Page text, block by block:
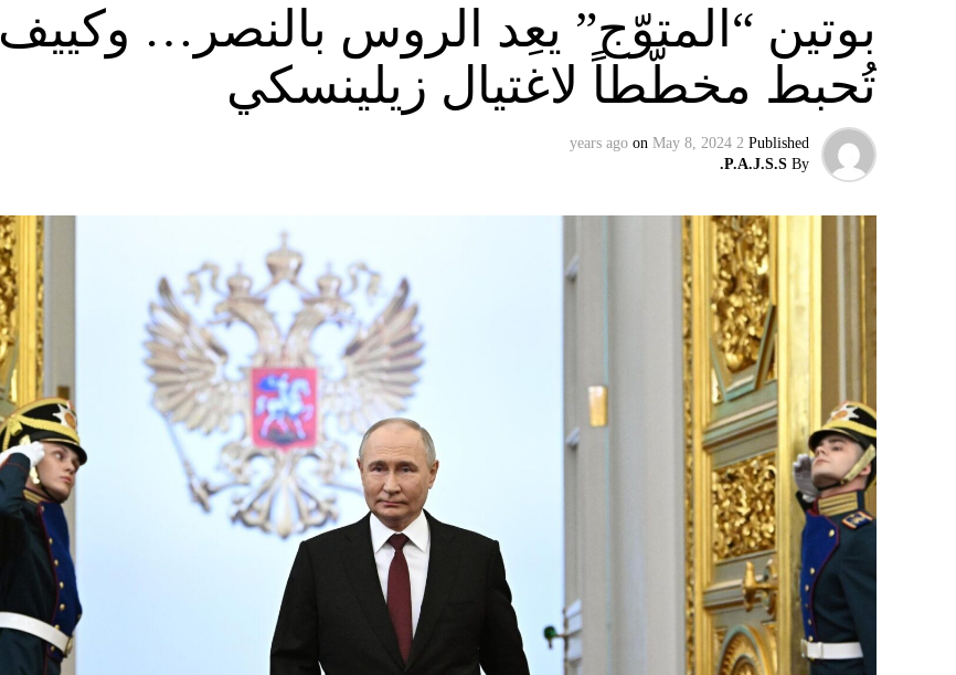
بوتين “المتوّج” يعِد الروس بالنصر… وكييف
تُحبط مخطّطاً لاغتيال زيلينسكي
Published
2 years ago
on May 8, 2024
By
P.A.J.S.S.